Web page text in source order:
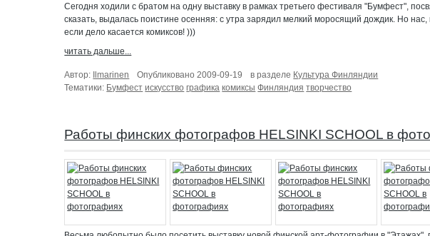
Сегодня ходили с братом на одну выставку в рамках третьего фестиваля "Бумфест",
сказать, выдалась поистине осенняя: с утра зарядил мелкий моросящий дождик. Но нас,
если дело касается комиксов! )))
читать дальше...
Автор: Ilmarinen Опубликовано 2009-09-19 в разделе Культура Финляндии
Тематики: Бумфест искусство графика комиксы Финляндия творчество
Работы финских фотографов HELSINKI SCHOOL в